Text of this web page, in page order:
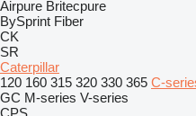
Airpure Britecpure
BySprint Fiber
CK
SR
Caterpillar
120 160 315 320 330 365 C-
GC M-series V-series
CPS